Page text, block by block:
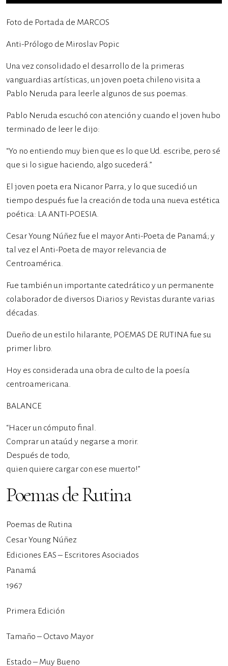
Foto de Portada de MARCOS
Anti-Prólogo de Miroslav Popic
Una vez consolidado el desarrollo de la primeras
vanguardias artísticas, un joven poeta chileno visita a
Pablo Neruda para leerle algunos de sus poemas.
Pablo Neruda escuchó con atención y cuando el joven hubo
terminado de leer le dijo:
“Yo no entiendo muy bien que es lo que Ud. escribe, pero sé
que si lo sigue haciendo, algo sucederá.”
El joven poeta era Nicanor Parra, y lo que sucedió un
tiempo después fue la creación de toda una nueva estética
poética: LA ANTI-POESIA.
Cesar Young Núñez fue el mayor Anti-Poeta de Panamá; y
tal vez el Anti-Poeta de mayor relevancia de
Centroamérica.
Fue también un importante catedrático y un permanente
colaborador de diversos Diarios y Revistas durante varias
décadas.
Dueño de un estilo hilarante, POEMAS DE RUTINA fue su
primer libro.
Hoy es considerada una obra de culto de la poesía
centroamericana.
BALANCE
“Hacer un cómputo final.
Comprar un ataúd y negarse a morir.
Después de todo,
quien quiere cargar con ese muerto!”
Poemas de Rutina
Poemas de Rutina
Cesar Young Núñez
Ediciones EAS – Escritores Asociados
Panamá
1967
Primera Edición
Tamaño – Octavo Mayor
Estado – Muy Bueno